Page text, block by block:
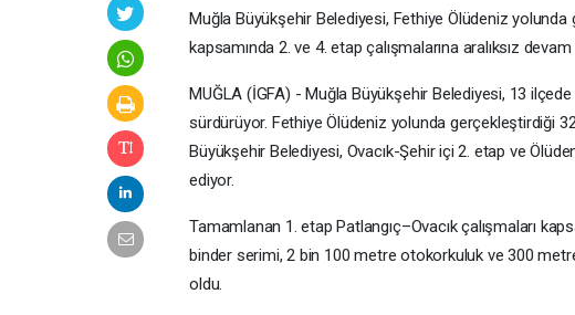
Muğla Büyükşehir Belediyesi, Fethiye Ölüdeniz yolunda
kapsamında 2. ve 4. etap çalışmalarına aralıksız
MUĞLA (İGFA) - Muğla Büyükşehir Belediyesi, 13 ilçede
sürdürüyor. Fethiye Ölüdeniz yolunda gerçekleştirdiği
Büyükşehir Belediyesi, Ovacık-Şehir içi 2. etap ve
ediyor.
Tamamlanan 1. etap Patlangıç–Ovacık çalışmaları
binder serimi, 2 bin 100 metre otokorkuluk ve 300
oldu.